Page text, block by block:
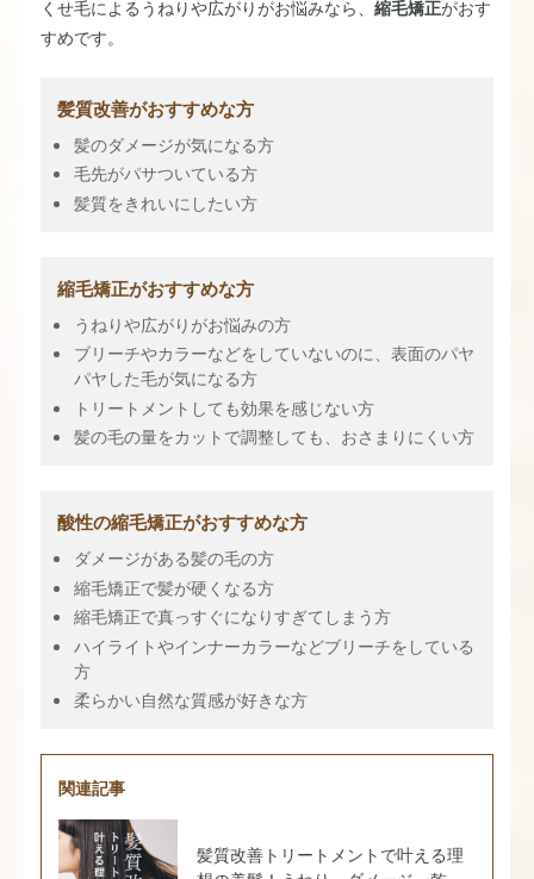
くせ毛によるうねりや広がりがお悩みなら、 縮毛矯正がおす
すめです。
髪質改善がおすすめな方
髪のダメージが気になる方
毛先がパサついている方
髪質をきれいにしたい方
縮毛矯正がおすすめな方
うねりや広がりがお悩みの方
ブリーチやカラーなどをしていないのに、表面のパヤ
パヤした毛が気になる方
トリートメントしても効果を感じない方
髪の毛の量をカットで調整しても、おさまりにくい方
酸性の縮毛矯正がおすすめな方
ダメージがある髪の毛の方
縮毛矯正で髪が硬くなる方
縮毛矯正で真っすぐになりすぎてしまう方
ハイライトやインナーカラーなどブリーチをしている
方
柔らかい自然な質感が好きな方
関連記事
髪質改善トリートメントで叶える理